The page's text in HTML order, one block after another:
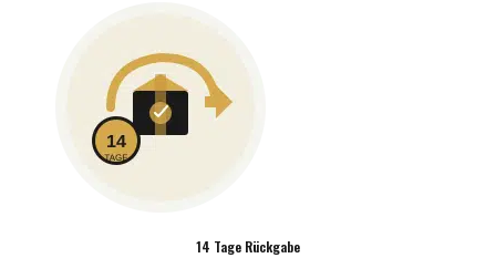
14 Tage Rückgabe